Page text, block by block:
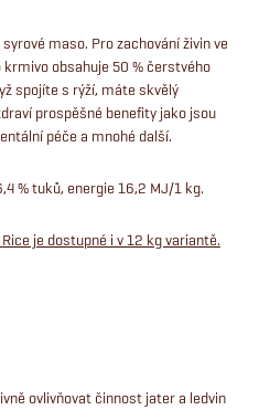
maso. Pro zachování živin ve
obsahuje 50 % čerstvého
spojíte s rýží, máte skvělý
prospěšné benefity jako jsou
péče a mnohé další.
% tuků, energie 16,2 MJ/1 kg.
je dostupné i v 12 kg variantě.
ovlivňovat činnost jater a ledvin